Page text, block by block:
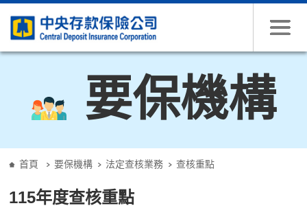
要保機構
首頁 要保機構 法定查核業務 查核重點
115年度查核重點